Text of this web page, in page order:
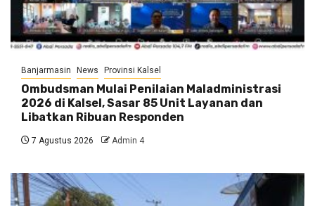
Banjarmasin News Provinsi Kalsel
Ombudsman Mulai Penilaian Maladministrasi
2026 di Kalsel, Sasar 85 Unit Layanan dan
Libatkan Ribuan Responden
7 Agustus 2026 Admin 4